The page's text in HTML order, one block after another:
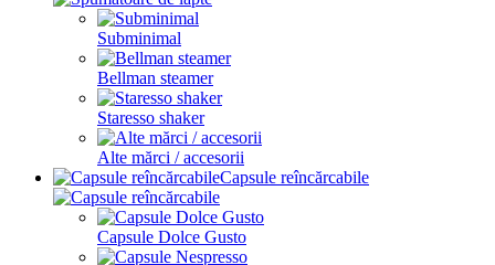
Subminimal
Bellman steamer
Staresso shaker
Alte mărci / accesorii
Capsule reîncărcabile
Capsule Dolce Gusto